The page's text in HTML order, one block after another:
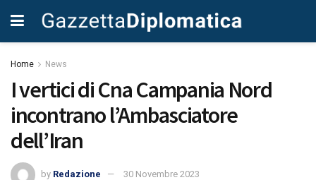
Home News
I vertici di Cna Campania Nord
incontrano l’Ambasciatore
dell’Iran
by Redazione 30 Novembre 2023